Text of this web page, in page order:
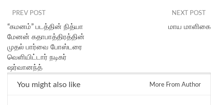
PREV POST
“கமனம்” படத்தின் நித்யா
மேனன் கதாபாத்திரத்தின்
முதல் பார்வை போஸ்டரை
வெளியிட்டார் நடிகர்
ஷர்வானந்த்
NEXT POST
மாய மாளிகை
You might also like More From Author